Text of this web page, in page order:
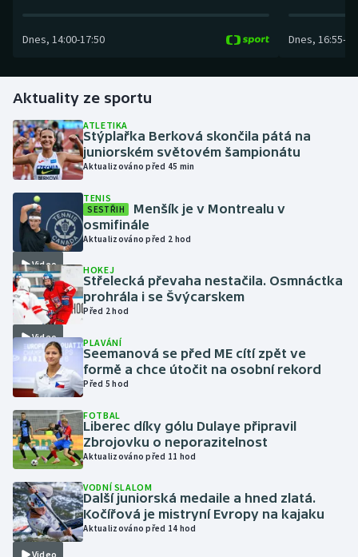
Golf
Gymnastika
Házená
Jezdectví
Judo
Krasobruslení
Lezení
Lyže a snowboard
Moderní pětiboj
Motorsport
Olympijské hry
Parasport
Dnes, 14:00-17:50 Dnes, 16:55-
Aktuality ze sportu
ATLETIKA
Stýplařka Berková skončila pátá na
juniorském světovém šampionátu
Aktualizováno před 45 min
Video
TENIS
SESTŘIH
Menšík je v Montrealu v
osmifinále
Aktualizováno před 2 hod
Video
HOKEJ
Střelecká převaha nestačila. Osmnáctka
prohrála i se Švýcarskem
Před 2 hod
PLAVÁNÍ
Seemanová se před ME cítí zpět ve
formě a chce útočit na osobní rekord
Před 5 hod
FOTBAL
Liberec díky gólu Dulaye připravil
Zbrojovku o neporazitelnost
Aktualizováno před 11 hod
Video
VODNÍ SLALOM
Další juniorská medaile a hned zlatá.
Kočířová je mistryní Evropy na kajaku
Aktualizováno před 14 hod